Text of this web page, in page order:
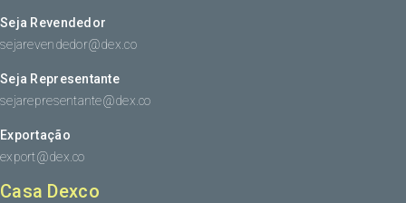
Seja Revendedor
sejarevendedor@dex.co
Seja Representante
sejarepresentante@dex.co
Exportação
export@dex.co
Casa Dexco